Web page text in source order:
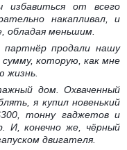
от всего
накапливал, и
обладая меньшим.
продали нашу
которую, как мне
жизнь.
дом. Охваченный
я купил новенький
тонну гаджетов и
И, конечно же, чёрный
двигателя.